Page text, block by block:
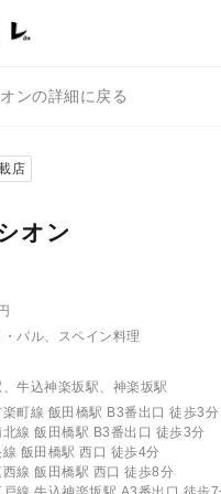
ンの詳細に戻る
店
オン
・バル、スペイン料理
牛込神楽坂駅、神楽坂駅
楽町線 飯田橋駅 B3番出口 徒歩3分
北線 飯田橋駅 B3番出口 徒歩3分
線 飯田橋駅 西口 徒歩4分
線 飯田橋駅 西口 徒歩8分